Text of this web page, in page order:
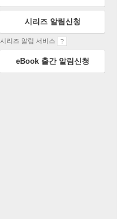
시리즈 알림신청
시리즈 알림 서비스
eBook 출간 알림신청